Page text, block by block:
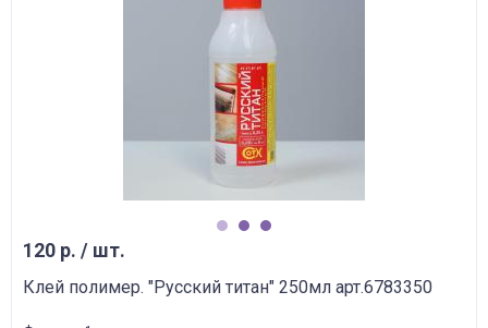
120 р. / шт.
Клей полимер. "Русский титан" 250мл арт.6783350